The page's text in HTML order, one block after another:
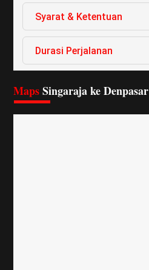
Syarat & Ketentuan
Durasi Perjalanan
Maps Singaraja ke Denpasar